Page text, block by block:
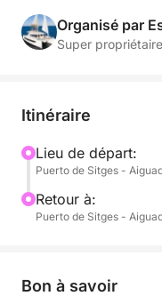
Méditerranée :
clarté incomparable
équipement complet
skipper s'occupe du
simplement où faire
Une journée
Organisé par
Super propriétaire
Itinéraire
Lieu de départ:
Puerto de Sitges -
Retour à:
Puerto de Sitges -
Bon à savoir